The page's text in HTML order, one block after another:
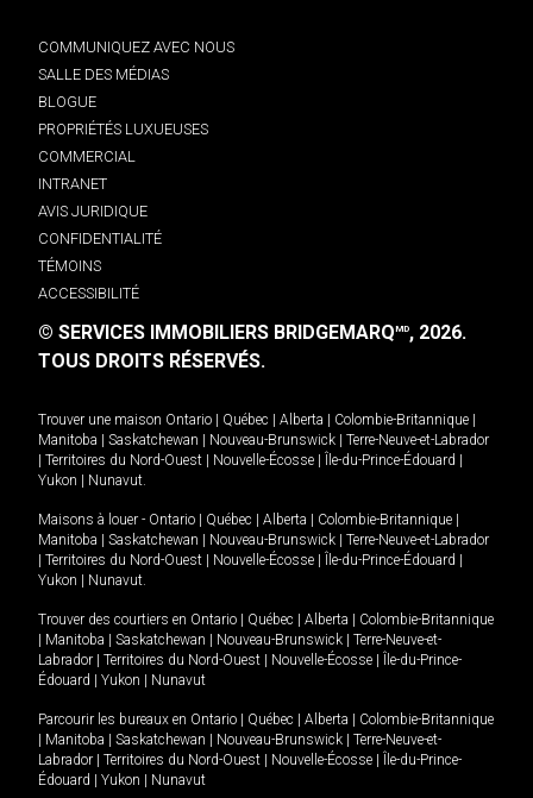
COMMUNIQUEZ AVEC NOUS
SALLE DES MÉDIAS
BLOGUE
PROPRIÉTÉS LUXUEUSES
COMMERCIAL
INTRANET
AVIS JURIDIQUE
CONFIDENTIALITÉ
TÉMOINS
ACCESSIBILITÉ
© SERVICES IMMOBILIERS BRIDGEMARQMD, 2026.
TOUS DROITS RÉSERVÉS.
Trouver une maison Ontario Québec Alberta Colombie-Britannique
Manitoba
Saskatchewan Nouveau-Brunswick
Terre-Neuve-et-Labrador
Territoires du Nord-Ouest Nouvelle-Écosse Île-du-Prince-Édouard
Yukon
Nunavut.
Maisons à louer - Ontario Québec Alberta Colombie-Britannique
Manitoba
Saskatchewan Nouveau-Brunswick
Terre-Neuve-et-Labrador
Territoires du Nord-Ouest Nouvelle-Écosse Île-du-Prince-Édouard
Yukon
Nunavut.
Trouver des courtiers en Ontario Québec Alberta
Colombie-Britannique
Manitoba Saskatchewan Nouveau-Brunswick
Terre-Neuve-et-
Labrador
Territoires du Nord-Ouest Nouvelle-Écosse
Île-du-Prince-
Édouard
Yukon Nunavut
Parcourir les bureaux en Ontario Québec Alberta
Colombie-Britannique
Manitoba Saskatchewan Nouveau-Brunswick
Terre-Neuve-et-
Labrador
Territoires du Nord-Ouest Nouvelle-Écosse
Île-du-Prince-
Édouard
Yukon Nunavut